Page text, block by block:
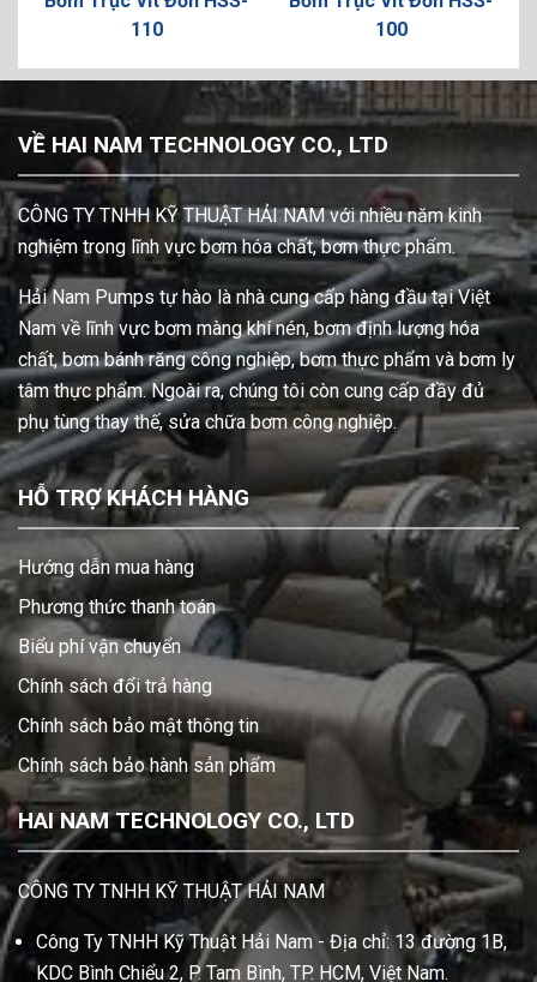
VỀ HAI NAM TECHNOLOGY CO., LTD
CÔNG TY TNHH KỸ THUẬT HẢI NAM với nhiều năm kinh
nghiệm trong lĩnh vực bơm hóa chất, bơm thực phẩm.
Hải Nam Pumps tự hào là nhà cung cấp hàng đầu tại Việt
Nam về lĩnh vực bơm màng khí nén, bơm định lượng hóa
chất, bơm bánh răng công nghiệp, bơm thực phẩm và bơm ly
tâm thực phẩm. Ngoài ra, chúng tôi còn cung cấp đầy đủ
phụ tùng thay thế, sửa chữa bơm công nghiệp.
HỖ TRỢ KHÁCH HÀNG
Hướng dẫn mua hàng
Phương thức thanh toán
Biểu phí vận chuyển
Chính sách đổi trả hàng
Chính sách bảo mật thông tin
Chính sách bảo hành sản phẩm
HAI NAM TECHNOLOGY CO., LTD
CÔNG TY TNHH KỸ THUẬT HẢI NAM
Công Ty TNHH Kỹ Thuật Hải Nam - Địa chỉ: 13 đường 1B,
KDC Bình Chiểu 2, P. Tam Bình, TP. HCM, Việt Nam.